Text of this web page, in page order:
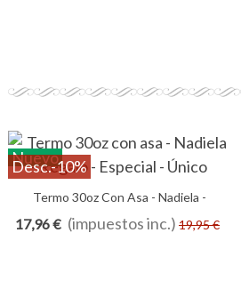
Nuevo
Desc.-10%
Añadir Al Carrito
Termo 30oz Con Asa - Nadiela -
Regalo - Especial - Único
17,96 € (impuestos inc.) 19,95 €